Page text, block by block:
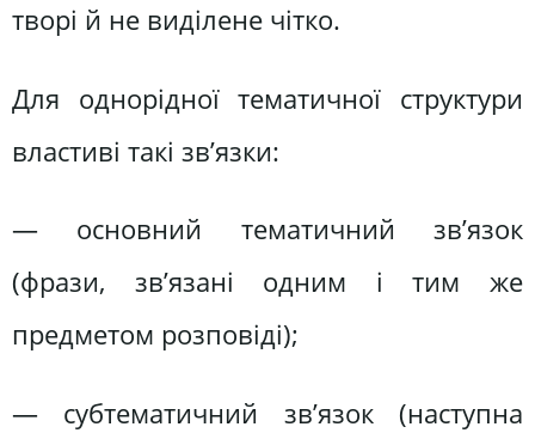
творі й не виділене чітко.
Для однорідної тематичної структури
властиві такі зв’язки:
— основний тематичний зв’язок
(фрази, зв’язані одним і тим же
предметом розповіді);
— субтематичний зв’язок (наступна